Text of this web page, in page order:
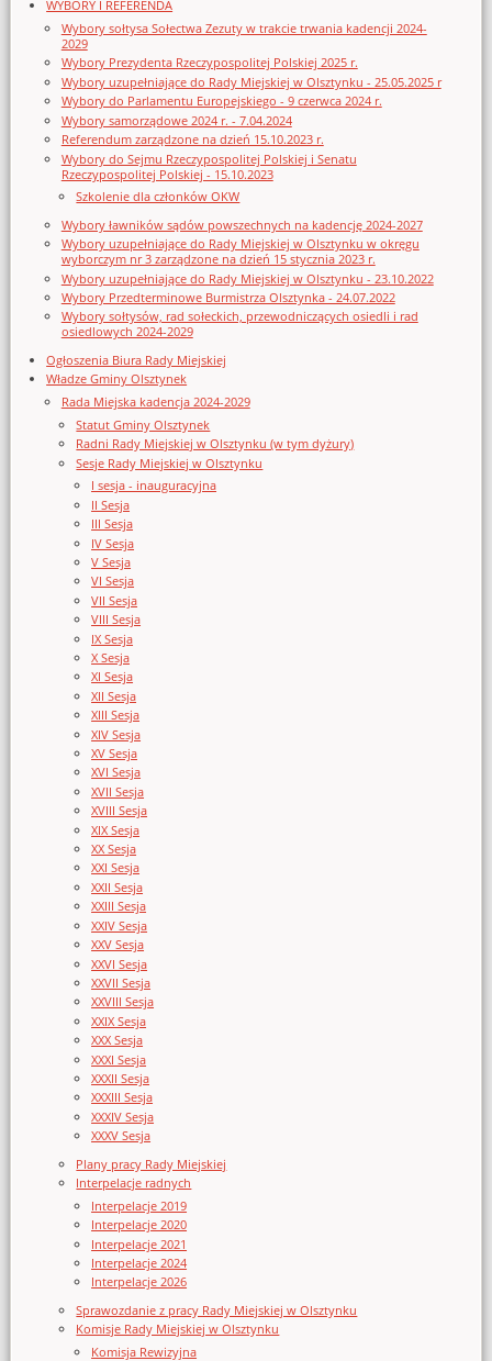
WYBORY I REFERENDA
Wybory sołtysa Sołectwa Zezuty w trakcie trwania kadencji 2024-
2029
Wybory Prezydenta Rzeczypospolitej Polskiej 2025 r.
Wybory uzupełniające do Rady Miejskiej w Olsztynku - 25.05.2025 r
Wybory do Parlamentu Europejskiego - 9 czerwca 2024 r.
Wybory samorządowe 2024 r. - 7.04.2024
Referendum zarządzone na dzień 15.10.2023 r.
Wybory do Sejmu Rzeczypospolitej Polskiej i Senatu
Rzeczypospolitej Polskiej - 15.10.2023
Szkolenie dla członków OKW
Wybory ławników sądów powszechnych na kadencję 2024-2027
Wybory uzupełniające do Rady Miejskiej w Olsztynku w okręgu
wyborczym nr 3 zarządzone na dzień 15 stycznia 2023 r.
Wybory uzupełniające do Rady Miejskiej w Olsztynku - 23.10.2022
Wybory Przedterminowe Burmistrza Olsztynka - 24.07.2022
Wybory sołtysów, rad sołeckich, przewodniczących osiedli i rad
osiedlowych 2024-2029
Ogłoszenia Biura Rady Miejskiej
Władze Gminy Olsztynek
Rada Miejska kadencja 2024-2029
Statut Gminy Olsztynek
Radni Rady Miejskiej w Olsztynku (w tym dyżury)
Sesje Rady Miejskiej w Olsztynku
I sesja - inauguracyjna
II Sesja
III Sesja
IV Sesja
V Sesja
VI Sesja
VII Sesja
VIII Sesja
IX Sesja
X Sesja
XI Sesja
XII Sesja
XIII Sesja
XIV Sesja
XV Sesja
XVI Sesja
XVII Sesja
XVIII Sesja
XIX Sesja
XX Sesja
XXI Sesja
XXII Sesja
XXIII Sesja
XXIV Sesja
XXV Sesja
XXVI Sesja
XXVII Sesja
XXVIII Sesja
XXIX Sesja
XXX Sesja
XXXI Sesja
XXXII Sesja
XXXIII Sesja
XXXIV Sesja
XXXV Sesja
Plany pracy Rady Miejskiej
Interpelacje radnych
Interpelacje 2019
Interpelacje 2020
Interpelacje 2021
Interpelacje 2024
Interpelacje 2026
Sprawozdanie z pracy Rady Miejskiej w Olsztynku
Komisje Rady Miejskiej w Olsztynku
Komisja Rewizyjna